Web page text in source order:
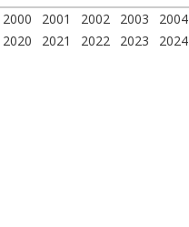
2000 2001 2002 2003 2004
2020 2021 2022 2023 2024